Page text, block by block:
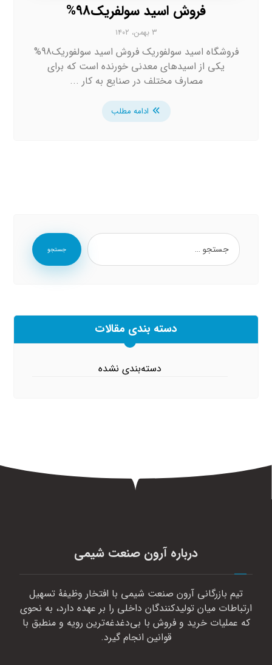
فروش اسید سولفریک98%
۳ بهمن، ۱۴۰۲
فروشگاه اسید سولفوریک فروش اسید سولفوریک98%
یکی از اسیدهای معدنی خورنده است که برای
مصارف مختلف در صنایع به کار ...
ادامه مطلب
جستجو
دسته بندی مقالات
دسته‌بندی نشده
درباره آرون صنعت شیمی
تیم بازرگانی آرون صنعت شیمی با افتخار وظیفهٔ تسهیل
ارتباطات میان تولیدکنندگان داخلی را بر عهده دارد، به نحوی
که عملیات خرید و فروش با بی‌دغدغه‌ترین رویه و منطبق با
قوانین انجام گیرد.